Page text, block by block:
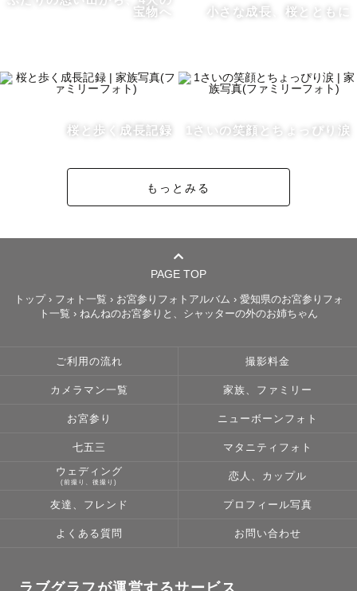
・泣いてしまっても大丈夫
・じっとできなくても大丈夫
⸻
完璧な笑顔だけではありません。
ちょっと拗ねた顔も、
ぼーっとしている時間も、
カメラマンをしています。
宝物へ
小さな成長、桜とともに
桜と歩く成長記録 1さいの笑顔とちょっぴり涙
もっとみる
PAGE TOP
トップ› フォト一覧 › お宮参りフォトアルバム › 愛知県のお宮参りフォ
ト一覧 › ねんねのお宮参りと、シャッターの外のお姉ちゃん
ご利用の流れ 撮影料金
カメラマン一覧 家族、ファミリー
お宮参り ニューボーンフォト
七五三 マタニティフォト
ウェディング
(前撮り、後撮り)
恋人、カップル
友達、フレンド プロフィール写真
よくある質問 お問い合わせ
ラブグラフが運営するサービス